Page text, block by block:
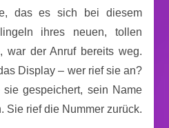
das es sich bei diesem
ihres neuen, tollen
war der Anruf bereits weg.
Display – wer rief sie an?
gespeichert, sein Name
Sie rief die Nummer zurück.